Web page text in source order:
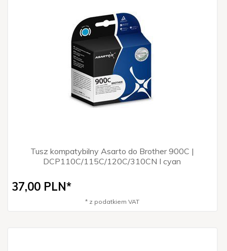
Tusz kompatybilny Asarto do Brother 900C |
DCP110C/115C/120C/310CN I cyan
37,00 PLN*
* z podatkiem VAT